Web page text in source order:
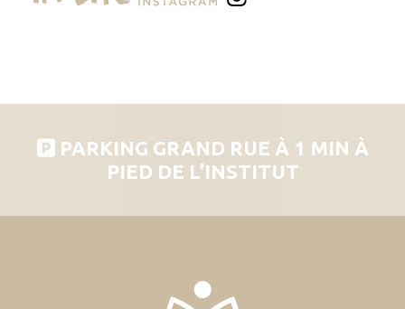
PARKING GRAND RUE À 1 MIN À
PIED DE L’INSTITUT